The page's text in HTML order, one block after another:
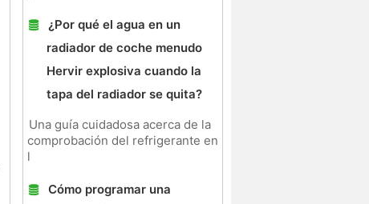
¿Por qué el agua en un
radiador de coche menudo
Hervir explosiva cuando la
tapa del radiador se quita?
Una guía cuidadosa acerca de la
comprobación del refrigerante en
l
Cómo programar una